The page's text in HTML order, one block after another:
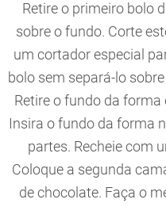
Retire o primeiro bolo
sobre o fundo. Corte
um cortador especial
bolo sem separá-lo
Retire o fundo da
Insira o fundo da forma
partes. Recheie com
Coloque a segunda
de chocolate. Faça o